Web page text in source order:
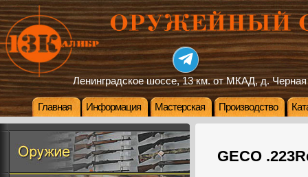
Ленинградское шоссе, 13 км. от МКАД, д. Черная
Главная Информация Мастерская Производство
GECO